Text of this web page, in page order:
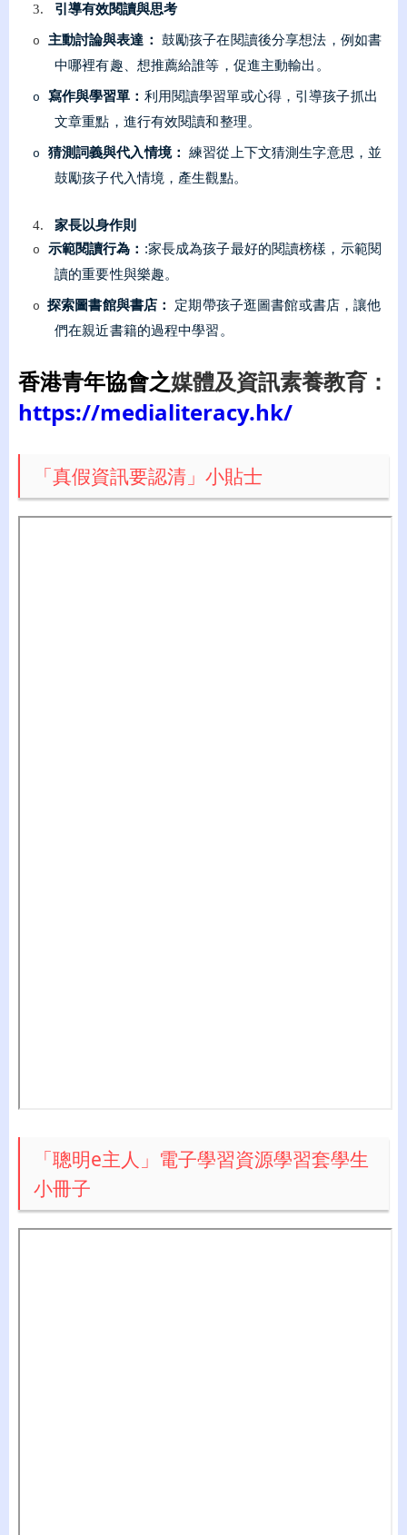
3. 引導有效閱讀與思考
o 主動討論與表達： 鼓勵孩子在閱讀後分享想法，例如書
中哪裡有趣、想推薦給誰等，促進主動輸出。
o 寫作與學習單： 利用閱讀學習單或心得，引導孩子抓出
文章重點，進行有效閱讀和整理。
o 猜測詞義與代入情境： 練習從上下文猜測生字意思，並
鼓勵孩子代入情境，產生觀點。
4. 家長以身作則
o 示範閱讀行為： :家長成為孩子最好的閱讀榜樣，示範閱
讀的重要性與樂趣。
o 探索圖書館與書店：
定期帶孩子逛圖書館或書店，讓他
們在親近書籍的過程中學習。
香港青年協會之媒體及資訊素養教育 ：
https://medialiteracy.hk/
「真假資訊要認清」小貼士
「聰明e主人」電子學習資源學習套學生
小冊子